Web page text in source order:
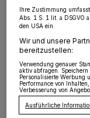
S omit ist
Jahr
Ihre Zustimmung
Abs. 1 S. 1 lit. a DSGVO
den USA ein.
Wir und unsere
bereitzustellen:
Verwendung genauer
aktiv abfragen.
Personalisierte Werbung
Performance von
Verbesserung von
Ausführliche